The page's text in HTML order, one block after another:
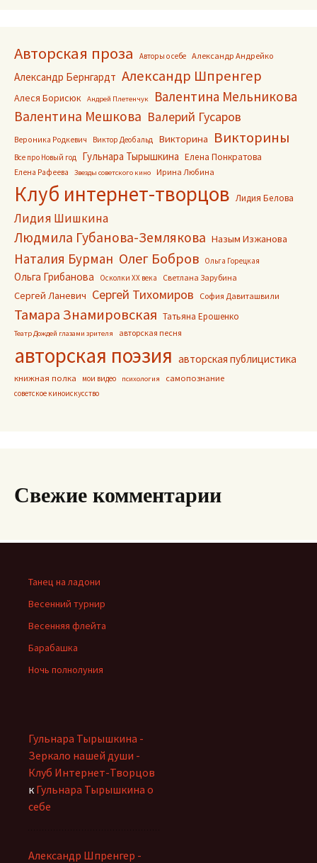
Авторская проза Авторы о себе Александр Андрейко
Александр Бернгардт Александр Шпренгер
Алеся Борисюк Андрей Плетенчук
Валентина Мельникова
Валентина Мешкова Валерий Гусаров
Вероника Родкевич Виктор Деобальд Викторина Викторины
Все про Новый год Гульнара Тырышкина Елена Понкратова
Елена Рафеева Звезды советского кино Ирина Любина
Клуб интернет-творцов Лидия Белова
Лидия Шишкина
Людмила Губанова-Землякова Назым Изжанова
Наталия Бурман Олег Бобров Ольга Горецкая
Ольга Грибанова Осколки ХХ века Светлана Зарубина
Сергей Ланевич Сергей Тихомиров София Давиташвили
Тамара Знамировская Татьяна Ерошенко
Театр Дождей глазами зрителя авторская песня
авторская поэзия авторская публицистика
книжная полка мои видео психология самопознание
советское киноискусство
Свежие комментарии
Танец на ладони
Весенний турнир
Весенняя флейта
Барабашка
Ночь полнолуния
Гульнара Тырышкина -
Зеркало нашей души -
Клуб Интернет-Творцов
к Гульнара Тырышкина о
себе
Александр Шпренгер -